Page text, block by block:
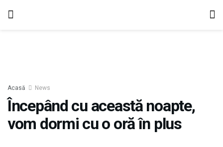
Acasă News
Începând cu această noapte,
vom dormi cu o oră în plus